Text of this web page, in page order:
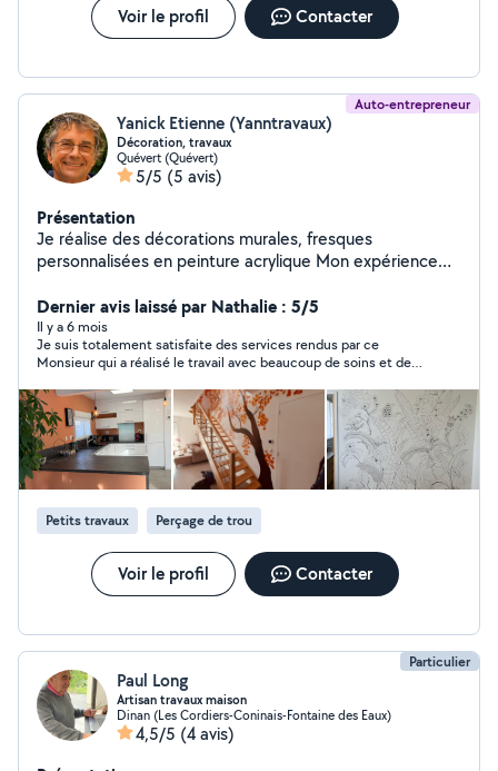
Voir le profil Contacter
Auto-entrepreneur
Yanick Etienne (Yanntravaux)
Décoration, travaux
Quévert (Quévert)
5/5 (5 avis)
Présentation
Je réalise des décorations murales, fresques
personnalisées en peinture acrylique Mon expérience
compétences et mon sérieux pour réaliser aussi tous
types de petits travaux, en électricité, plomberie,
menuiserie, réglages et réparations diverses ainsi que
l'installation de caméras ou tous autres systèmes
domotiques, .
Dernier avis laissé par Nathalie : 5/5
Il y a 6 mois
Je suis totalement satisfaite des services rendus par ce
Monsieur qui a réalisé le travail avec beaucoup de soins et de
soucis. Je recommande donc ce Monsieur sans réserve !
Petits travaux Perçage de trou
Voir le profil Contacter
Particulier
Paul Long
Artisan travaux maison
Dinan (Les Cordiers-Coninais-Fontaine des Eaux)
4,5/5 (4 avis)